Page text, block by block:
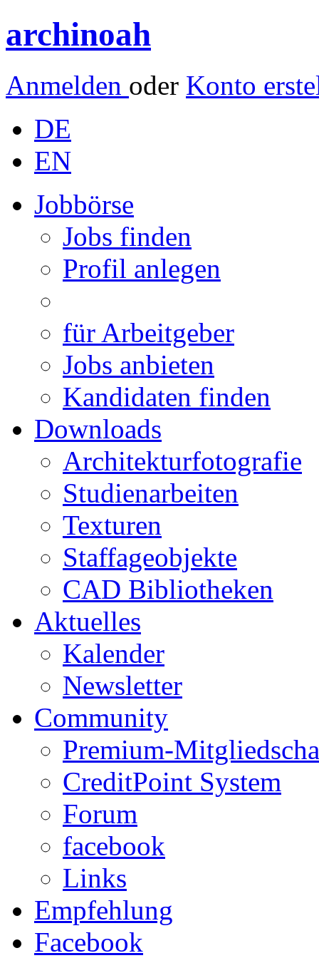
archinoah
Anmelden oder Konto
DE
EN
Jobbörse
Jobs finden
Profil anlegen
für Arbeitgeber
Jobs anbieten
Kandidaten finden
Downloads
Architekturfotografie
Studienarbeiten
Texturen
Staffageobjekte
CAD Bibliotheken
Aktuelles
Kalender
Newsletter
Community
Premium-
CreditPoint System
Forum
facebook
Links
Empfehlung
Facebook